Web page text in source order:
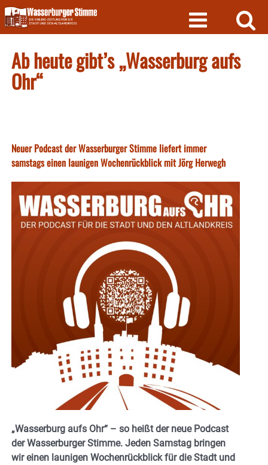
Skip
to
content
Ab heute gibt’s „Wasserburg aufs
Ohr“
Neuer Podcast der Wasserburger Stimme liefert immer
samstags einen launigen Wochenrückblick mit Jörg Herwegh
„Wasserburg aufs Ohr“ – so heißt der neue Podcast
der Wasserburger Stimme. Jeden Samstag bringen
wir einen launigen Wochenrückblick für die Stadt und